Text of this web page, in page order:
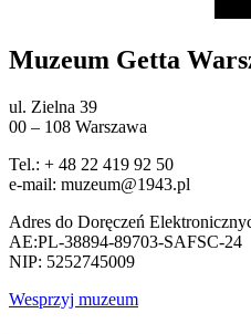
Muzeum Getta
ul. Zielna 39
00 – 108 Warszawa
Tel.: + 48 22 419 92 50
e-mail: muzeum@1943.pl
Adres do Doręczeń
AE:PL-38894-89703-SAFSC-24
NIP: 5252745009
Wesprzyj muzeum